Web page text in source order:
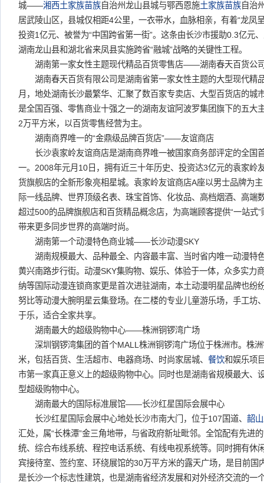
城——湘西土家族苗族自治州龙山县城与鄂西恩施土家族苗族自治
居武陵山区，县城仅相距4公里，一衣带水，血脉相亲，有着“龙凤
投资1亿元、被誉为“中国跨省第一街”。这条由长沙市援助0.3亿元
湖南龙山县和湖北省来凤县实施跨省“融城”战略的关键性工程。
湖南第一家女性主题现代精品百货零售店——湖南春天百货公
湖南春天百货有限公司是湖南省第一家女性主题的大型现代精
月，地处湖南长沙最繁华、汇聚了数百家专卖店、大型百货店的
是全国百强、零售商业十强之一的湖南友谊阿波罗集团旗下的五大
2万平方米，以百货零售经营为主。
湖南商界唯一的“金鼎级品牌百货店”——友谊商店
长沙袁家岭友谊商店是湖南商界唯一被国家商务部评定的全国
一。2008年元月10日，拥有近三十年历史、投资达3亿元的袁家岭
货旗舰店的全新形象亮相星城。袁家岭友谊商店A座以男士品牌为
际一线品牌、世界顶级名表、珠宝首饰、化妆品、高档烟酒、高端
超过500的品牌旗舰店和百货精品概念店，为高端顾客提供“一站式
带来更多同步世界的高端时尚。
湖南第一个动漫特色商业城——长沙动漫SKY
湖南规模最大、品种最全、内容最丰富、当时省内唯一动漫特
黄兴南路步行街。动漫SKY集购物、娱乐、体验于一体，众多实力
纳等国际动漫连锁商家更是首次进驻湖南，本土动漫明星品牌也纷
努比等动漫大腕明星云集登场。在二楼的专业儿童游乐场，手工坊
于乐，适合全家共享。
湖南最大的超级购物中心——株洲铜锣湾广场
深圳钢锣湾集团的首个MALL株洲铜锣湾广场位于株洲市。株洲
米，包括百货、生活超市、电器商场、时尚家居城、 餐饮和娱乐项
市第一家真正意义上的超级购物中心。同时也是湖南省规模最大、
型超级购物中心。
湖南最大的国际标准展馆——长沙红星国际会展中心
长沙红星国际会展中心地处长沙市南大门，位于107国道、 韶山
汇处，属“长株潭”金三角地带，与省政府新址毗邻。全馆配有先进
统、综合布线系统、程控电话系统、有线电视系统等。同时拥有休
宾接待室、签约室、环绕展馆的30万平方米的露天广场，是目前国
是长沙一个标志性建筑，也是湖南省经济发展和对外经济交流的一